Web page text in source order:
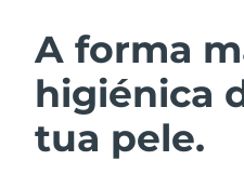
A forma
higiénica
tua pele.
Limpeza facial
Áustria
Barein
Bélgica